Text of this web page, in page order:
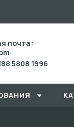
почта:
5808 1996